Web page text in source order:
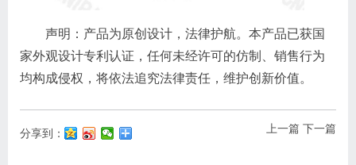
声明：产品为原创设计，法律护航。本产品已获国
家外观设计专利认证，任何未经许可的仿制、销售行为
均构成侵权，将依法追究法律责任，维护创新价值。
上一篇 下一篇
分享到：